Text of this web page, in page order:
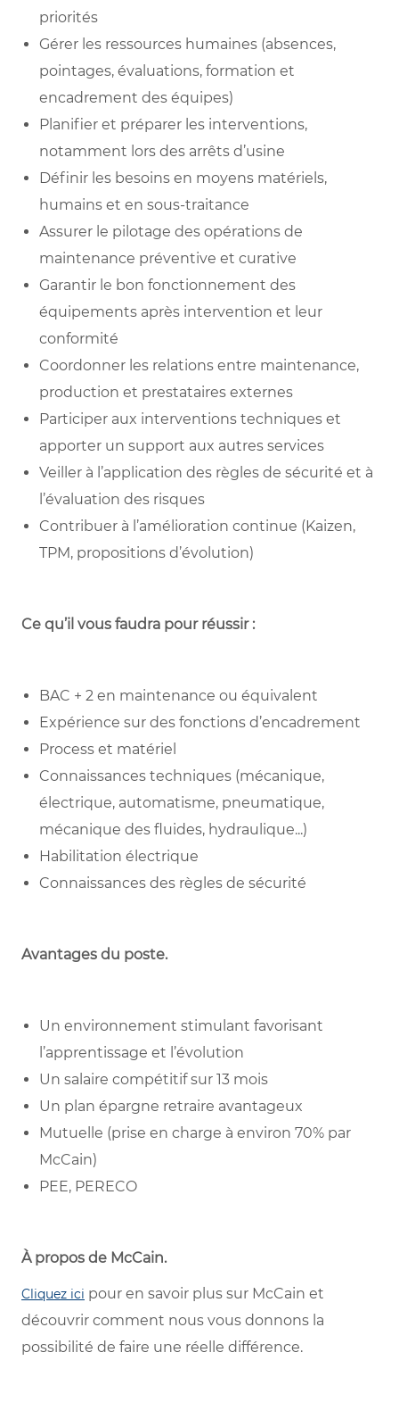
priorités
Gérer les ressources humaines (absences,
pointages, évaluations, formation et
encadrement des équipes)
Planifier et préparer les interventions,
notamment lors des arrêts d’usine
Définir les besoins en moyens matériels,
humains et en sous-traitance
Assurer le pilotage des opérations de
maintenance préventive et curative
Garantir le bon fonctionnement des
équipements après intervention et leur
conformité
Coordonner les relations entre maintenance,
production et prestataires externes
Participer aux interventions techniques et
apporter un support aux autres services
Veiller à l’application des règles de sécurité et à
l’évaluation des risques
Contribuer à l’amélioration continue (Kaizen,
TPM, propositions d’évolution)
Ce qu’il vous faudra pour réussir :
BAC + 2 en maintenance ou équivalent
Expérience sur des fonctions d’encadrement
Process et matériel
Connaissances techniques (mécanique,
électrique, automatisme, pneumatique,
mécanique des fluides, hydraulique...)
Habilitation électrique
Connaissances des règles de sécurité
Avantages du poste.
Un environnement stimulant favorisant
l’apprentissage et l’évolution
Un salaire compétitif sur 13 mois
Un plan épargne retraire avantageux
Mutuelle (prise en charge à environ 70% par
McCain)
PEE, PERECO
À propos de McCain.
Cliquez ici pour en savoir plus sur McCain et
découvrir comment nous vous donnons la
possibilité de faire une réelle différence.